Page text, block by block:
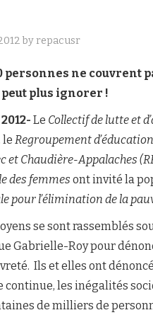
byrepacusr
personnes ne couvrent
peut plus ignorer !
Le Collectif de lutte et
le Regroupement
et Chaudière-Appalaches
des femmes ont invité la
pour l’élimination de la
se sont rassemblés
Gabrielle-Roy pour
Ils et elles ont
continue, les inégalités
de milliers de